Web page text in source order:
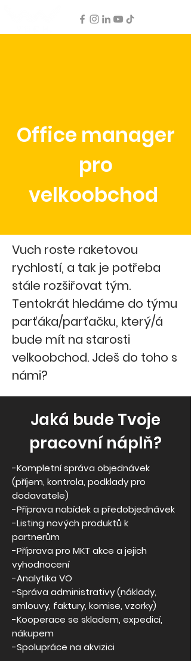
Office manager
pro
velkoobchod
Vuch roste raketovou
rychlostí, a tak je potřeba
stále rozšiřovat tým.
Tentokrát hledáme do týmu
parťáka/parťačku, který/á
bude mít na starosti
velkoobchod. Jdeš do toho s
námi?
Jaká bude Tvoje
pracovní náplň?
-Kompletní správa objednávek
(příjem, kontrola, podklady pro
dodavatele)
-Příprava nabídek a předobjednávek
-Listing nových produktů k
partnerům
-Příprava pro MKT akce a jejich
vyhodnocení
-Analytika VO
-Správa administrativy (náklady,
smlouvy, faktury, komise, vzorky)
-Kooperace se skladem, expedicí,
nákupem
-Spolupráce na akvizici